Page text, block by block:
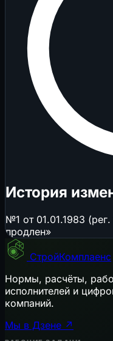
История
№1 от 01.01.1983 (рег.
продлен»
СтройКомплаенс
Нормы, расчёты,
исполнителей и
компаний.
Мы в Дзене ↗